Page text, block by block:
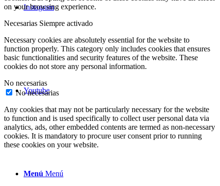
Instagram
Youtube
Menú Menú
on your browsing experience.
Necesarias Siempre activado
Necessary cookies are absolutely essential for the website to
function properly. This category only includes cookies that ensures
basic functionalities and security features of the website. These
cookies do not store any personal information.
No necesarias
No necesarias
Any cookies that may not be particularly necessary for the website
to function and is used specifically to collect user personal data via
analytics, ads, other embedded contents are termed as non-necessary
cookies. It is mandatory to procure user consent prior to running
these cookies on your website.